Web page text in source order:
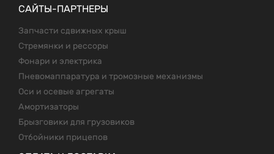
САЙТЫ-ПАРТНЕРЫ
Запчасти сдвижных крыш
Стремянки и рессоры
Фонари и электрика
Пневомаппаратура и тромозные механизмы
Оси и осевые агрегаты
Амортизаторы
Брызговики для грузовиков
Отбойники прицепов